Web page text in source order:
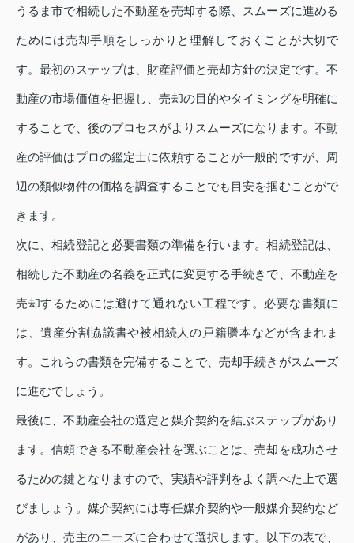
うるま市で相続した不動産を売却する際、スムーズに進める
ためには売却手順をしっかりと理解しておくことが大切で
す。最初のステップは、財産評価と売却方針の決定です。不
動産の市場価値を把握し、売却の目的やタイミングを明確に
することで、後のプロセスがよりスムーズになります。不動
産の評価はプロの鑑定士に依頼することが一般的ですが、周
辺の類似物件の価格を調査することでも目安を掴むことがで
きます。
次に、相続登記と必要書類の準備を行います。相続登記は、
相続した不動産の名義を正式に変更する手続きで、不動産を
売却するためには避けて通れない工程です。必要な書類に
は、遺産分割協議書や被相続人の戸籍謄本などが含まれま
す。これらの書類を完備することで、売却手続きがスムーズ
に進むでしょう。
最後に、不動産会社の選定と媒介契約を結ぶステップがあり
ます。信頼できる不動産会社を選ぶことは、売却を成功させ
るための鍵となりますので、実績や評判をよく調べた上で選
びましょう。媒介契約には専任媒介契約や一般媒介契約など
があり、売主のニーズに合わせて選択します。以下の表で、